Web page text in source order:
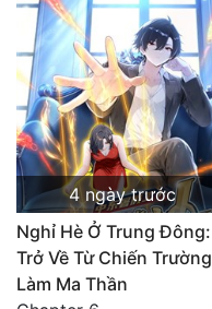
4 ngày trước
Nghỉ Hè Ở Trung Đông:
Trở Về Từ Chiến Trường
Làm Ma Thần